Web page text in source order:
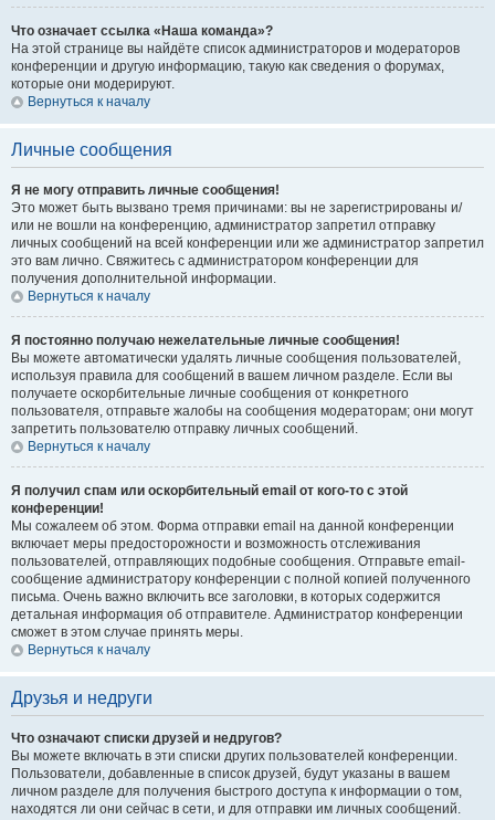
Что означает ссылка «Наша команда»?
На этой странице вы найдёте список администраторов и модераторов
конференции и другую информацию, такую как сведения о форумах,
которые они модерируют.
Вернуться к началу
Личные сообщения
Я не могу отправить личные сообщения!
Это может быть вызвано тремя причинами: вы не зарегистрированы и/
или не вошли на конференцию, администратор запретил отправку
личных сообщений на всей конференции или же администратор запретил
это вам лично. Свяжитесь с администратором конференции для
получения дополнительной информации.
Вернуться к началу
Я постоянно получаю нежелательные личные сообщения!
Вы можете автоматически удалять личные сообщения пользователей,
используя правила для сообщений в вашем личном разделе. Если вы
получаете оскорбительные личные сообщения от конкретного
пользователя, отправьте жалобы на сообщения модераторам; они могут
запретить пользователю отправку личных сообщений.
Вернуться к началу
Я получил спам или оскорбительный email от кого-то с этой
конференции!
Мы сожалеем об этом. Форма отправки email на данной конференции
включает меры предосторожности и возможность отслеживания
пользователей, отправляющих подобные сообщения. Отправьте email-
сообщение администратору конференции с полной копией полученного
письма. Очень важно включить все заголовки, в которых содержится
детальная информация об отправителе. Администратор конференции
сможет в этом случае принять меры.
Вернуться к началу
Друзья и недруги
Что означают списки друзей и недругов?
Вы можете включать в эти списки других пользователей конференции.
Пользователи, добавленные в список друзей, будут указаны в вашем
личном разделе для получения быстрого доступа к информации о том,
находятся ли они сейчас в сети, и для отправки им личных сообщений.